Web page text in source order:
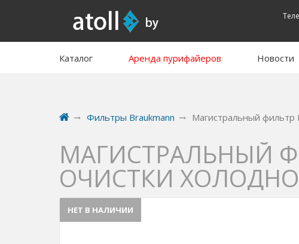
Каталог Аренда пурифайеров Новости
Фильтры Braukmann Магистральный фильтр
МАГИСТРАЛЬНЫЙ
ОЧИСТКИ
НЕТ В НАЛИЧИИ